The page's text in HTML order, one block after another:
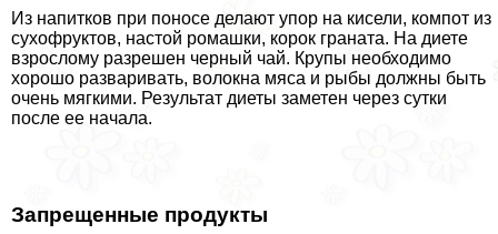
Из напитков при поносе делают упор на кисели, компот из
сухофруктов, настой ромашки, корок граната. На диете
взрослому разрешен черный чай. Крупы необходимо
хорошо разваривать, волокна мяса и рыбы должны быть
очень мягкими. Результат диеты заметен через сутки
после ее начала.
Запрещенные продукты